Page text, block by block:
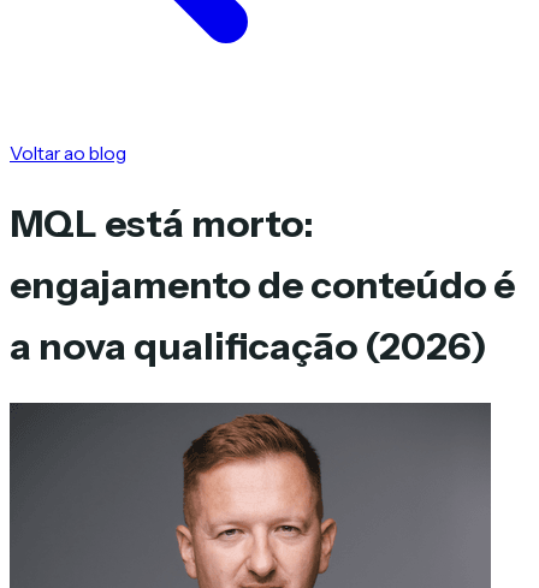
Voltar ao blog
MQL está morto:
engajamento de conteúdo é
a nova qualificação (2026)